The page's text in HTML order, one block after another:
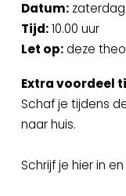
Datum:
Tijd:10.00 uur
Let op:deze
Extra voordeel
Schaf je tijdens
naar huis.
Schrijf je hier in